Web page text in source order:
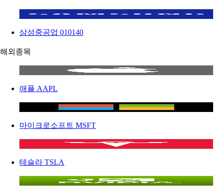
삼성중공업 010140
해외종목
애플 AAPL
마이크로소프트 MSFT
테슬라 TSLA